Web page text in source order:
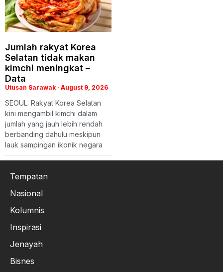
Jumlah rakyat Korea
Selatan tidak makan
kimchi meningkat –
Data
Utusan Sarawak August 9, 2026
SEOUL: Rakyat Korea Selatan
kini mengambil kimchi dalam
jumlah yang jauh lebih rendah
berbanding dahulu meskipun
lauk sampingan ikonik negara
Tempatan
Nasional
Kolumnis
Inspirasi
Jenayah
Bisnes